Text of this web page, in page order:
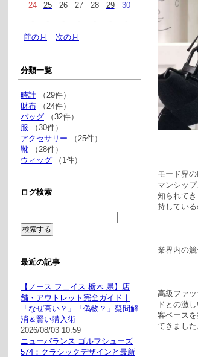
モード界
マンシッ
知られて
持してい
業界内の競
高級ファ
ドとの激
客ベース
てきました
24
25 26 27 28 29
30
-
- - - - -
-
前の月
次の月
分類一覧
時計 （29件）
財布 （24件）
バッグ （32件）
服 （30件）
アクセサリー （25件）
靴 （28件）
ウィッグ （1件）
ログ検索
最近の記事
【ノース フェイス 栃木 県】店
舗・アウトレット完全ガイド｜
「なぜ高い？」「偽物？」疑問解
消＆賢い購入術
2026/08/03 10:59
ニューバランス ゴルフシューズ
574：クラシックデザインと最新